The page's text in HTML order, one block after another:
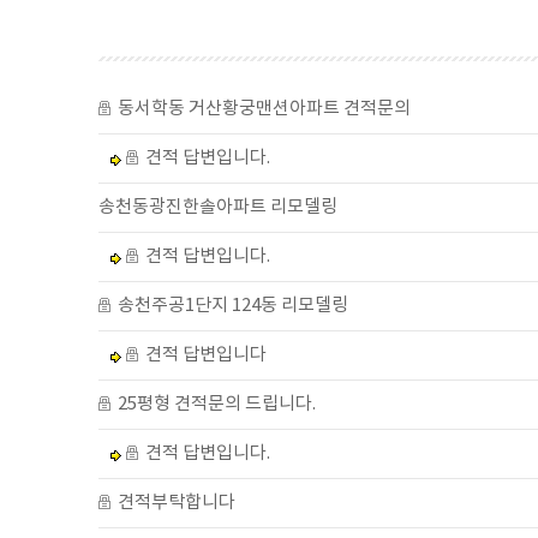
동서학동 거산황궁맨션아파트 견적문의
견적 답변입니다.
송천동광진한솔아파트 리모델링
견적 답변입니다.
송천주공1단지 124동 리모델링
견적 답변입니다
25평형 견적문의 드립니다.
견적 답변입니다.
견적부탁합니다